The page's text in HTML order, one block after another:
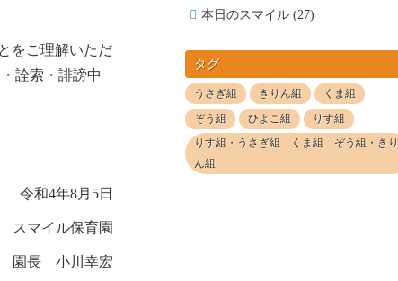
をご理解いただ
詮索・誹謗中
4年8月5日
イル保育園
小川幸宏
本日のスマイル(27)
タグ
うさぎ組 きりん組
くま組
ぞう組
ひよこ組
りす組
りす組・うさぎ組 くま組 ぞう組・きり
ん組